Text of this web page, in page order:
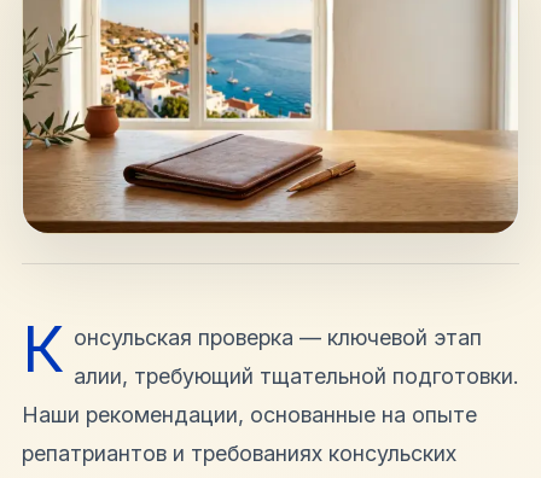
жизни в Израиле
Подписаться
Telegram
hello@shalomisrael.ru
К онсульская проверка — ключевой этап
алии, требующий тщательной подготовки.
Наши рекомендации, основанные на опыте
репатриантов и требованиях консульских